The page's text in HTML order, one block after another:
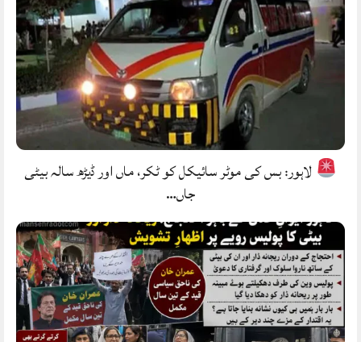
لاہور: بس کی موٹر سائیکل کو ٹکر، ماں اور ڈیڑھ سالہ بیٹی
جاں…